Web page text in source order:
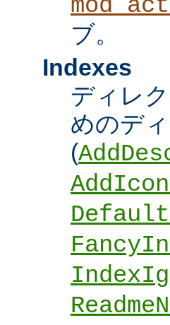
ブ。
Indexes
ディレ
めのデ
(